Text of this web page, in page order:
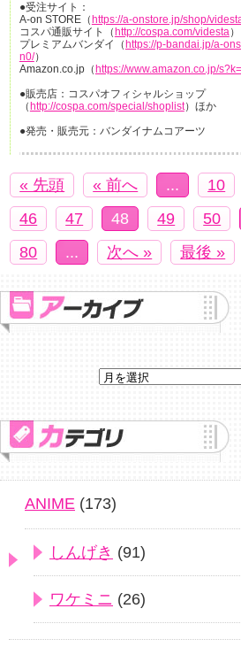
●受注サイト：
A-on STORE（ https://a-onstore.jp/shop/
コスパ通販サイト（ http://cospa.com/videsta）
プレミアムバンダイ（ https://p-bandai.jp/a-
n0/）
Amazon.co.jp（ https://www.amazon.co.jp/
●販売店：コスパオフィシャルショップ
（ http://cospa.com/special/shoplist）ほか
●発売・販売元：バンダイナムコアーツ
« 先頭 « 前へ ... 10
46
47 48 49 50
80
... 次へ » 最後 »
ANIME (173)
しんげき (91)
ワケミニ (26)